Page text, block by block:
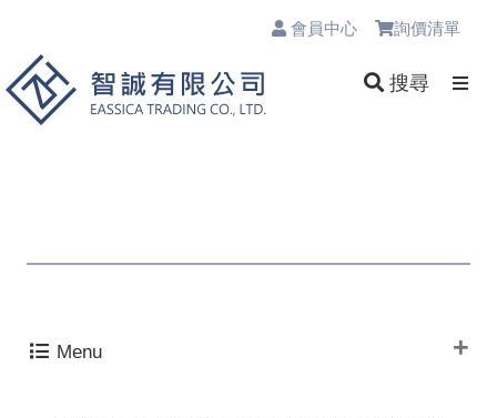
會員中心 詢價清單
搜尋
Menu